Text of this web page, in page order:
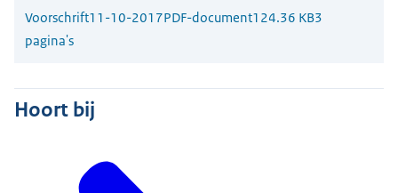
Voorschrift11-10-2017PDF-document124.36 KB3
pagina's
Hoort bij